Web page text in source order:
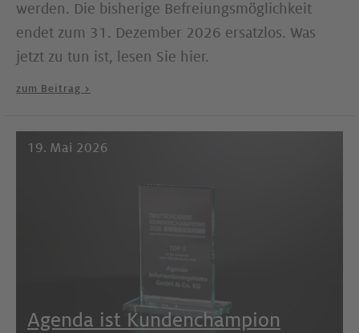
werden. Die bisherige Befreiungsmöglichkeit
endet zum 31. Dezember 2026 ersatzlos. Was
jetzt zu tun ist, lesen Sie hier.
zum Beitrag >
Agenda ist Kundenchampion
19. Mai 2026